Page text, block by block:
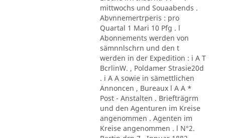
mittwochs und Souaabends .
Abvnnemertrperis : pro
Quartal 1 Mari 10 Pfg . l
Abonnements werden von
sämnnlschrn und den t
werden in der Expedition : i A T
BcrlinW. , Poldamer Strasie20d
. i A A sowie in sämettlichen
Annoncen , Bureaux l A A *
Post - Anstalten . Briefträgrm
und den Agenturen im Kreise
angenommen . Agenten im
Kreise angenommen . l N°2.